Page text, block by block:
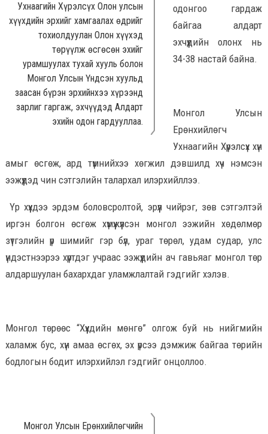
Ухнаагийн Хүрэлсүх Олон улсын
хүүхдийн эрхийг хамгаалах өдрийг
тохиолдуулан Олон хүүхэд
төрүүлж өсгөсөн эхийг
урамшуулах тухай хууль болон
Монгол Улсын Үндсэн хуульд
заасан бүрэн эрхийнхээ хүрээнд
зарлиг гаргаж, эхчүүдэд Алдарт
эхийн одон гардууллаа.
одонгоо гардаж
байгаа алдарт
эхчүүдийн олонх нь
34-38 настай байна.
Монгол Улсын
Ерөнхийлөгч
Ухнаагийн Хүрэлсүх хүн
амыг өсгөж, ард түмнийхээ хөгжил дэвшилд хүч нэмсэн
ээжүүдэд чин сэтгэлийн талархал илэрхийллээ.
Үр хүүхдээ эрдэм боловсролтой, эрүүл чийрэг, зөв сэтгэлтэй
иргэн болгон өсгөж хүмүүжүүлсэн монгол ээжийн хөдөлмөр
зүтгэлийн үр шимийг гэр бүл, ураг төрөл, удам судар, улс
үндэстнээрээ хүртдэг учраас ээжүүдийн ач гавьяаг монгол төр
алдаршуулан бахархдаг уламжлалтай гэдгийг хэлэв.
Монгол төрөөс “Хүүхдийн мөнгө” олгож буй нь нийгмийн
халамж бус, хүн амаа өсгөх, эх үрсээ дэмжиж байгаа төрийн
бодлогын бодит илэрхийлэл гэдгийг онцоллоо.
Монгол Улсын Ерөнхийлөгчийн